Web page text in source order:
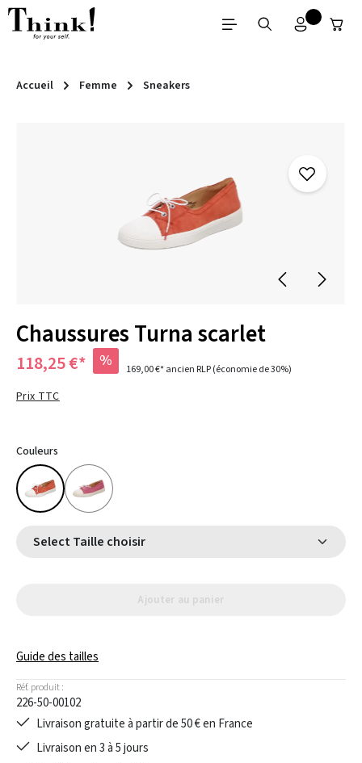
Passer au contenu principal
Accueil Femme Sneakers
Chaussures Turna scarlet
118,25 €* % 169,00 €*ancien RLP(économie de 30%)
Prix TTC
Couleurs
Select Taille choisir
Ajouter au panier
Guide des tailles
Réf. produit :
226-50-00102
Livraison gratuite à partir de 50 € en France
Livraison en 3 à 5 jours